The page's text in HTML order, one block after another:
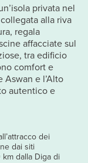
dei
dai siti
km dalla Diga di
privata nel
alla riva
regala
affacciate sul
tra edificio
comfort e
Aswan e l’Alto
autentico e